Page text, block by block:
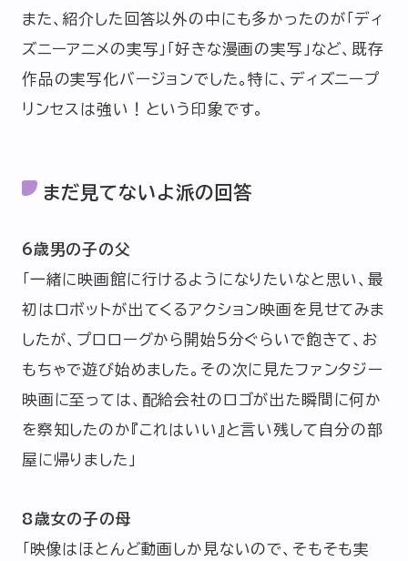
また、紹介した回答以外の中にも多かったのが「ディ
ズニーアニメの実写」「好きな漫画の実写」など、既存
作品の実写化バージョンでした。特に、ディズニープ
リンセスは強い！という印象です。
まだ見てないよ派の回答
6歳男の子の父
「一緒に映画館に行けるようになりたいなと思い、最
初はロボットが出てくるアクション映画を見せてみま
したが、プロローグから開始5分ぐらいで飽きて、お
もちゃで遊び始めました。その次に見たファンタジー
映画に至っては、配給会社のロゴが出た瞬間に何か
を察知したのか『これはいい』と言い残して自分の部
屋に帰りました」
8歳女の子の母
「映像はほとんど動画しか見ないので、そもそも実